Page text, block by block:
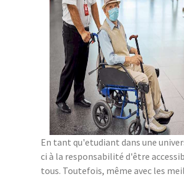
En tant qu'etudiant dans une
ci à la responsabilité d'être
tous. Toutefois, même avec les